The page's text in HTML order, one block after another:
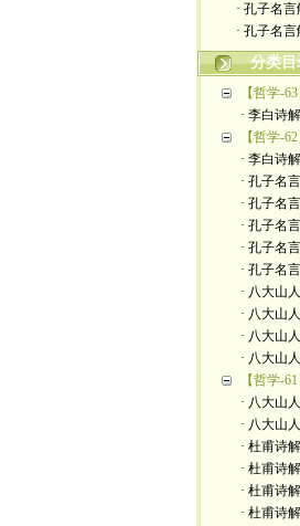
· 孔子名言
· 孔子名言
分类目
【哲学-63
· 李白诗解
【哲学-62
· 李白诗解
· 孔子名
· 孔子名
· 孔子名
· 孔子名
· 孔子名
· 八大山
· 八大山
· 八大山
· 八大山
【哲学-61
· 八大山
· 八大山
· 杜甫诗解
· 杜甫诗解
· 杜甫诗解
· 杜甫诗解